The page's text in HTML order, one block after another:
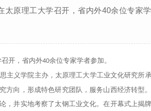
太原理工大学召开，省内外40余位专家
召开，省内外40余位专家学者参加。
主义学院主办，太原理工大学工业文化研究所
方向，形成特色研究团队，服务山西经济转型
，并实地考察了太钢工业文化。在开幕式上揭